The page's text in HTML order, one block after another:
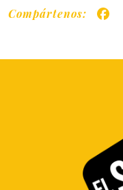
Compártenos: